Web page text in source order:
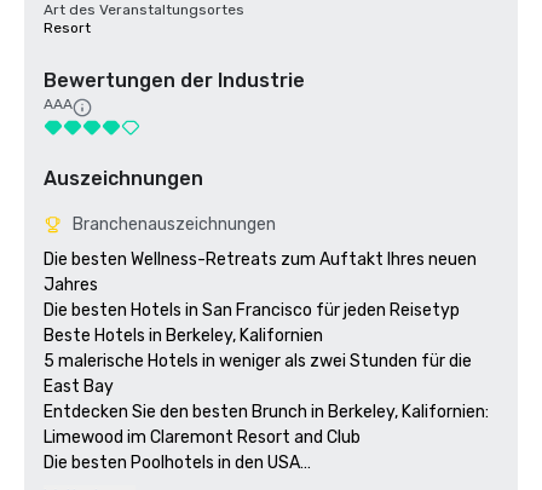
Art des Veranstaltungsortes
Resort
Bewertungen der Industrie
AAA
Auszeichnungen
Branchenauszeichnungen
Die besten Wellness-Retreats zum Auftakt Ihres neuen
Jahres
Die besten Hotels in San Francisco für jeden Reisetyp
Beste Hotels in Berkeley, Kalifornien
5 malerische Hotels in weniger als zwei Stunden für die
East Bay
Entdecken Sie den besten Brunch in Berkeley, Kalifornien:
Limewood im Claremont Resort and Club
Die besten Poolhotels in den USA